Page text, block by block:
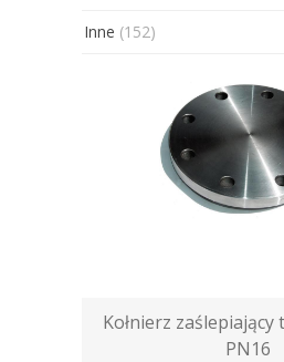
Inne (152)
Kołnierz zaślepiający
PN16